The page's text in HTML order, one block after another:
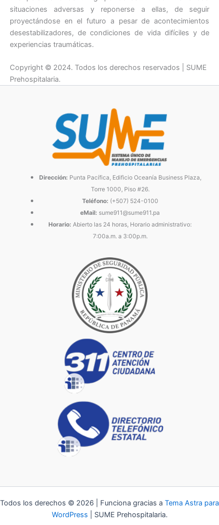
situaciones adversas y reponerse a ellas, de seguir
proyectándose en el futuro a pesar de acontecimientos
desestabilizadores, de condiciones de vida difíciles y de
experiencias traumáticas.
Copyright © 2024. Todos los derechos reservados | SUME
Prehospitalaria.
Dirección: Punta Pacífica, Edificio Oceanía Business Plaza,
Torre 1000, Piso #26.
Teléfono: (+507) 524-0100
eMail: sume911@sume911.pa
Horario: Abierto las 24 horas, Horario administrativo:
7:00a.m. a 3:00p.m.
Todos los derechos © 2026 | Funciona gracias a Tema Astra para
WordPress | SUME Prehospitalaria.